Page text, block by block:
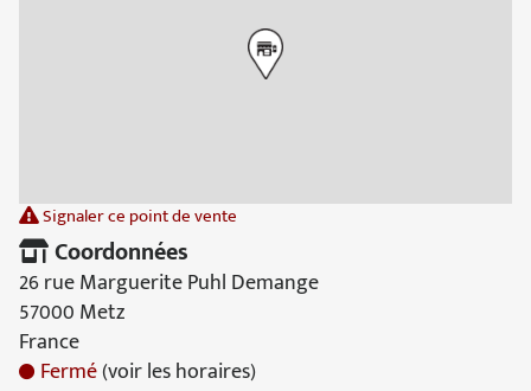
Signaler ce point de vente
Coordonnées
26 rue Marguerite Puhl Demange
57000 Metz
France
Fermé(voir les horaires)